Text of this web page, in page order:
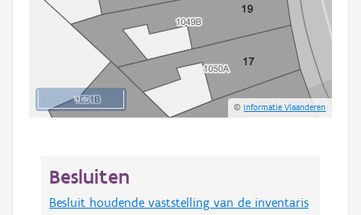
10 m
©Informatie Vlaanderen
Besluiten
Besluit houdende vaststelling van de inventaris